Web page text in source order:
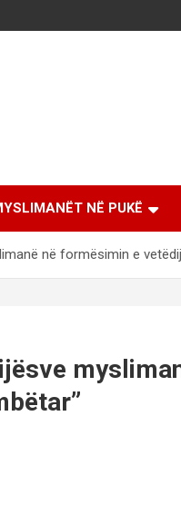
NË PUKË
në formësimin e